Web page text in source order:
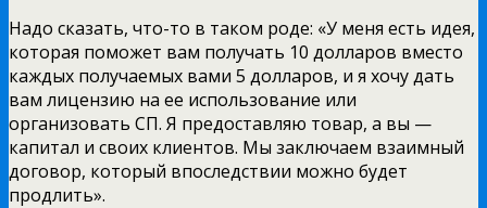
Надо сказать, что-то в таком роде: «У меня есть идея,
которая поможет вам получать 10 долларов вместо
каждых получаемых вами 5 долларов, и я хочу дать
вам лицензию на ее использование или
организовать СП. Я предоставляю товар, а вы —
капитал и своих клиентов. Мы заключаем взаимный
договор, который впоследствии можно будет
продлить».